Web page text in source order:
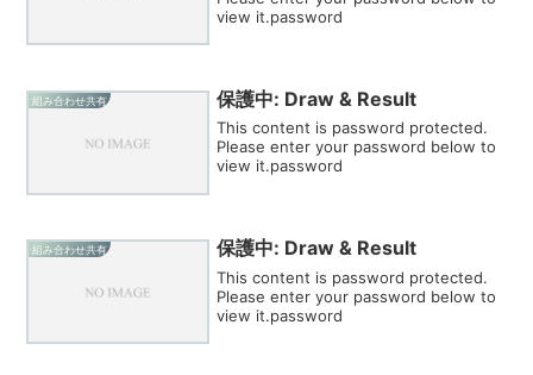
view it.password
組み合わせ共有 保護中: Draw & Result
This content is password protected.
Please enter your password below to
view it.password
組み合わせ共有 保護中: Draw & Result
This content is password protected.
Please enter your password below to
view it.password